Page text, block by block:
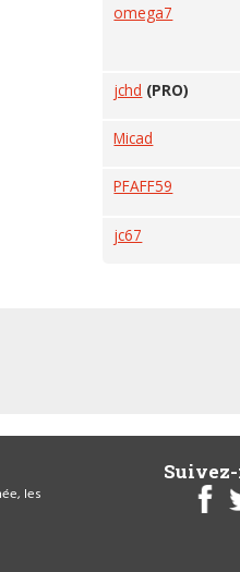
omega7
jchd (PRO)
Micad
PFAFF59
jc67
les